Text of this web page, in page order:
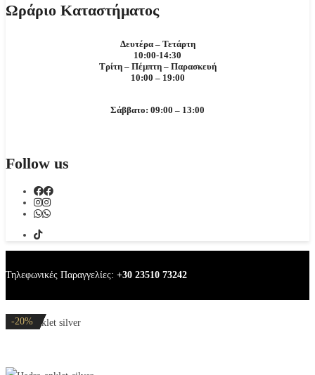
Ωράριο Καταστήματος
Δευτέρα – Τετάρτη
10:00-14:30
Τρίτη – Πέμπτη – Παρασκευή
10:00 – 19:00
Σάββατο: 09:00 – 13:00
Follow us
Τηλεφωνικές Παραγγελίες: +30 23510 73242
Hadra anklet silver
-20%
-20%
-20%
-20%
-20%